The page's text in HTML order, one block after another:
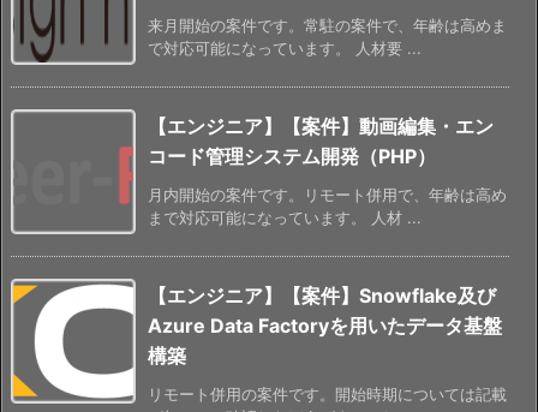
来月開始の案件です。常駐の案件で、年齢は高めま
で対応可能になっています。 人材要 ...
【エンジニア】【案件】動画編集・エン
コード管理システム開発（PHP）
月内開始の案件です。リモート併用で、年齢は高め
まで対応可能になっています。 人材 ...
【エンジニア】【案件】Snowflake及び
Azure Data Factoryを用いたデータ基盤
構築
リモート併用の案件です。開始時期については記載